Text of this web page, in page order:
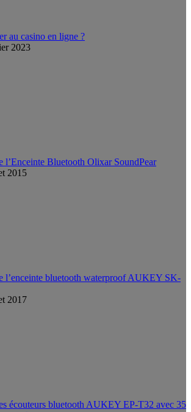
au casino en ligne ?
2023
l’Enceinte Bluetooth Olixar SoundPear
2015
l’enceinte bluetooth waterproof AUKEY SK-
2017
écouteurs bluetooth AUKEY EP-T32 avec 35